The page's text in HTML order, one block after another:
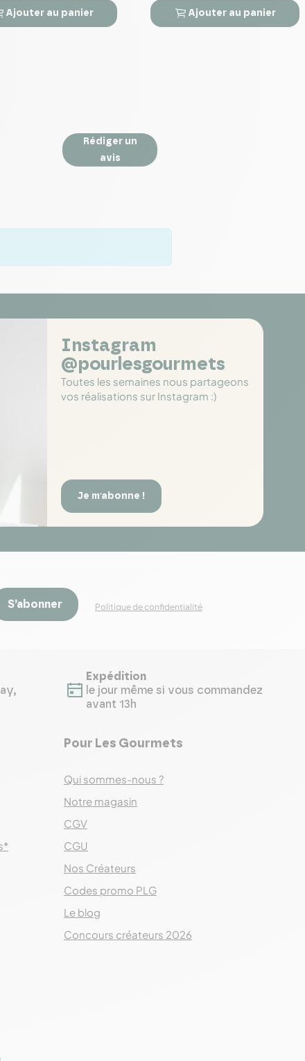

Ajouter au panier
 
Ajouter au panier
Rédiger un
avis
Instagram
@pourlesgourmets
Toutes les semaines nous partageons
vos réalisations sur Instagram :)
Je m'abonne !
S’abonner Politique de confidentialité
Expédition
le jour même si vous commandez
avant 13h
Pour Les Gourmets
Qui sommes-nous ?
Notre magasin
CGV
CGU
Nos Créateurs
Codes promo PLG
Le blog
Concours créateurs 2026